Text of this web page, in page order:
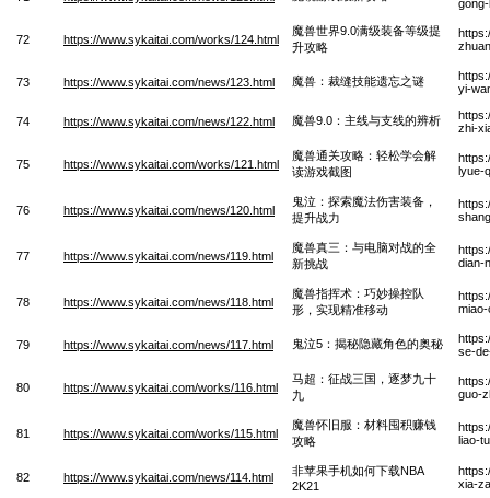
72 https://www.sykaitai.com/works/124.html
魔兽世界9.0满级装备等级提
升攻略
73 https://www.sykaitai.com/news/123.html 魔兽：裁缝技能遗忘之谜
yi-
74 https://www.sykaitai.com/news/122.html 魔兽9.0：主线与支线的辨析
zhi-
75 https://www.sykaitai.com/works/121.html
魔兽通关攻略：轻松学会解
读游戏截图
lyue-
76 https://www.sykaitai.com/news/120.html
鬼泣：探索魔法伤害装备，
提升战力
77 https://www.sykaitai.com/news/119.html
魔兽真三：与电脑对战的全
新挑战
dian-
78 https://www.sykaitai.com/news/118.html
魔兽指挥术：巧妙操控队
形，实现精准移动
79 https://www.sykaitai.com/news/117.html 鬼泣5：揭秘隐藏角色的奥秘
se-
80 https://www.sykaitai.com/works/116.html
马超：征战三国，逐梦九十
九
guo-
81 https://www.sykaitai.com/works/115.html
魔兽怀旧服：材料囤积赚钱
攻略
liao-
82 https://www.sykaitai.com/news/114.html
非苹果手机如何下载NBA
2K21
xia-